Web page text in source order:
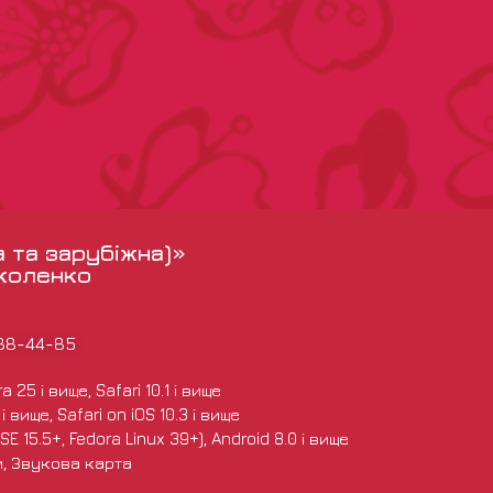
та зарубіжна)»
44-85
і вище, Safari 10.1 і вище
Safari on iOS 10.3 і вище
15.5+, Fedora Linux 39+), Android 8.0 і вище
Звукова карта